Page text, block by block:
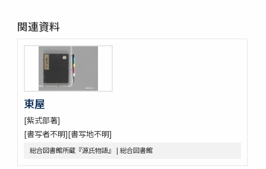
関連資料
東屋
[紫式部著]
[書写者不明][書写地不明]
総合図書館所蔵『源氏物語』 | 総合図書館